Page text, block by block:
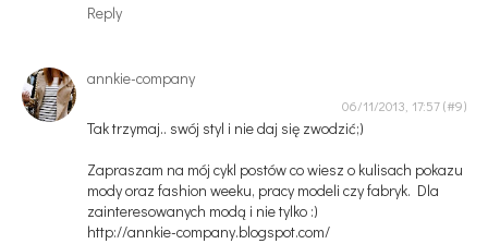
Reply
annkie-company
06/11/2013, 17:57
Tak trzymaj.. swój styl i nie daj się zwodzić;)
Zapraszam na mój cykl postów co wiesz o kulisach pokazu
mody oraz fashion weeku, pracy modeli czy fabryk. Dla
zainteresowanych modą i nie tylko :)
http://annkie-company.blogspot.com/